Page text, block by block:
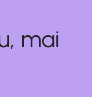
mai